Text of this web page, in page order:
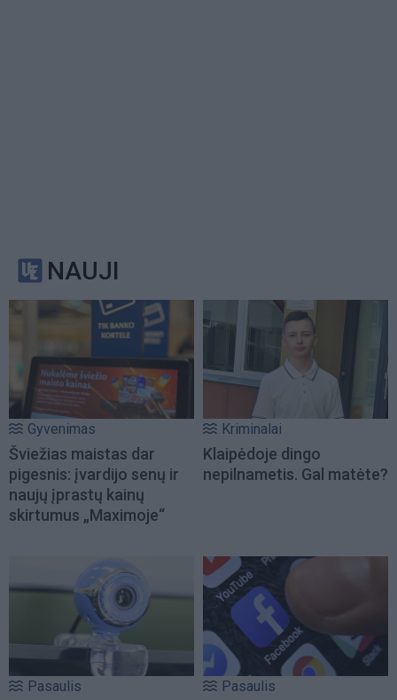
NAUJI
Gyvenimas
Šviežias maistas dar
pigesnis: įvardijo senų ir
naujų įprastų kainų
skirtumus „Maximoje“
Kriminalai
Klaipėdoje dingo
nepilnametis. Gal matėte?
Pasaulis Pasaulis